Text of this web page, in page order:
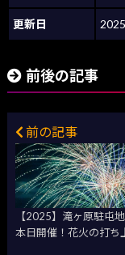
更新日
前後の記事
前の記事
【2025】滝ヶ原駐屯
本日開催！花火の打ち